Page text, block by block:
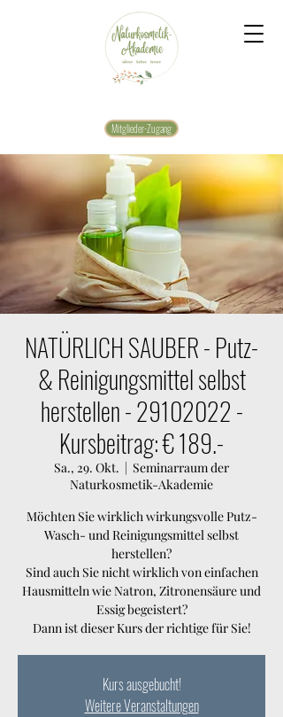
Mitglieder-Zugang
NATÜRLICH SAUBER - Putz-
& Reinigungsmittel selbst
herstellen - 29102022 -
Kursbeitrag: € 189.-
Sa., 29. Okt.
  |
Seminarraum der
Naturkosmetik-Akademie
Möchten Sie wirklich wirkungsvolle Putz-
Wasch- und Reinigungsmittel selbst
herstellen?
Sind auch Sie nicht wirklich von einfachen
Hausmitteln wie Natron, Zitronensäure und
Essig begeistert?
Dann ist dieser Kurs der richtige für Sie!
Kurs ausgebucht!
Weitere Veranstaltungen